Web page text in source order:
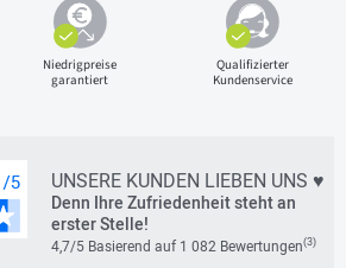
Niedrigpreise
garantiert
Qualifizierter
Kundenservice
UNSERE KUNDEN LIEBEN UNS ♥
Denn Ihre Zufriedenheit steht an
erster Stelle!
4,7/5 Basierend auf 1 082 Bewertungen(3)